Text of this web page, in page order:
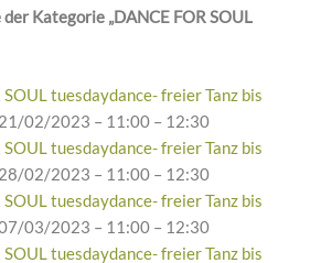
Kategorie „DANCE FOR SOUL
SOUL tuesdaydance- freier Tanz bis
02/2023 – 11:00 – 12:30
SOUL tuesdaydance- freier Tanz bis
02/2023 – 11:00 – 12:30
SOUL tuesdaydance- freier Tanz bis
03/2023 – 11:00 – 12:30
SOUL tuesdaydance- freier Tanz bis